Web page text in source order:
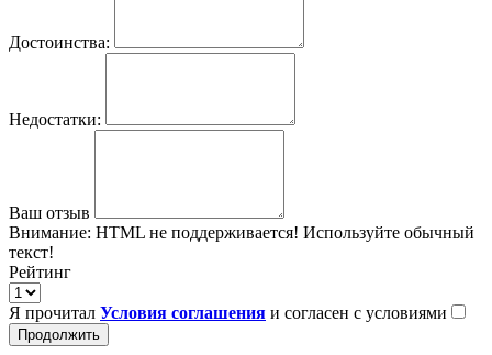
Достоинства:
Недостатки:
Ваш отзыв
Внимание: HTML не поддерживается! Используйте обычный
текст!
Рейтинг
Я прочитал Условия соглашения и согласен с условиями
Продолжить